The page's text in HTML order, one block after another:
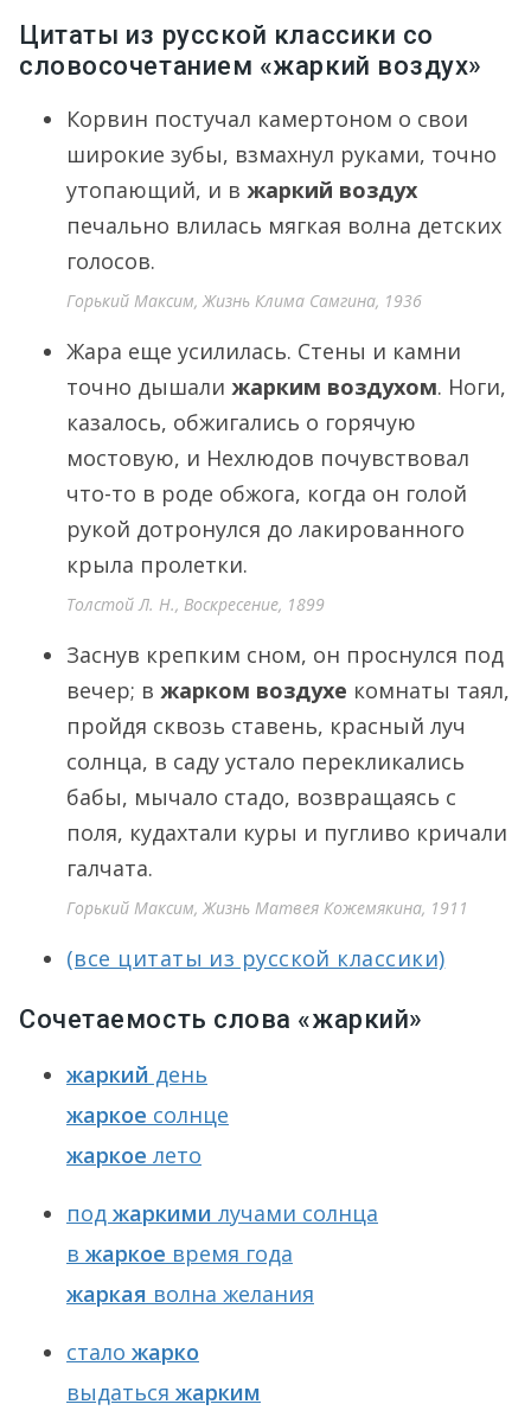
Цитаты из русской классики со
словосочетанием «жаркий воздух»
Корвин постучал камертоном о свои
широкие зубы, взмахнул руками, точно
утопающий, и в жаркий воздух
печально влилась мягкая волна детских
голосов.
Горький Максим, Жизнь Клима Самгина, 1936
Жара еще усилилась. Стены и камни
точно дышали жарким воздухом. Ноги,
казалось, обжигались о горячую
мостовую, и Нехлюдов почувствовал
что-то в роде обжога, когда он голой
рукой дотронулся до лакированного
крыла пролетки.
Толстой Л. Н., Воскресение, 1899
Заснув крепким сном, он проснулся под
вечер; в жарком воздухе комнаты таял,
пройдя сквозь ставень, красный луч
солнца, в саду устало перекликались
бабы, мычало стадо, возвращаясь с
поля, кудахтали куры и пугливо кричали
галчата.
Горький Максим, Жизнь Матвея Кожемякина, 1911
(все цитаты из русской классики)
Сочетаемость слова «жаркий»
жаркий день
жаркое солнце
жаркое лето
под жаркими лучами солнца
в жаркое время года
жаркая волна желания
стало жарко
выдаться жарким